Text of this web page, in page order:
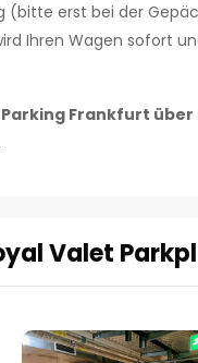
(bitte erst bei der
Ihren Wagen sofort
Parking Frankfurt
Valet